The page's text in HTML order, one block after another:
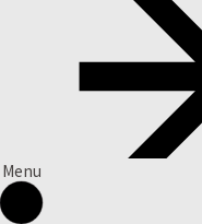
Menu